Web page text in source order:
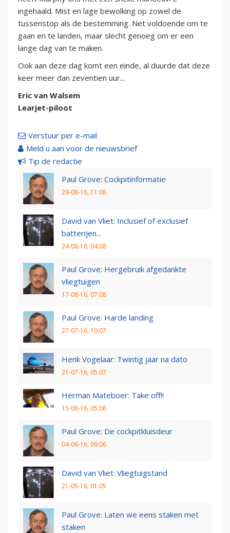
ingehaald. Mist en lage bewolking op zowel de
tussenstop als de bestemming. Net voldoende om te
gaan en te landen, maar slecht genoeg om er een
lange dag van te maken.
Ook aan deze dag komt een einde, al duurde dat deze
keer meer dan zeventien uur...
Eric van Walsem
Learjet-piloot
Verstuur per e-mail
Meld u aan voor de nieuwsbrief
Tip de redactie
Paul Grove: Cockpitinformatie
29-08-16, 11:08
David van Vliet: Inclusief of exclusief
batterijen...
24-08-16, 04:08
Paul Grove: Hergebruik afgedankte
vliegtuigen
17-08-16, 07:08
Paul Grove: Harde landing
27-07-16, 10:07
Henk Vogelaar: Twintig jaar na dato
21-07-16, 05:07
Herman Mateboer: Take off!!
15-06-16, 05:06
Paul Grove: De cockpitkluisdeur
04-06-16, 09:06
David van Vliet: Vliegtuigstand
21-05-16, 01:05
Paul Grove: Laten we eens staken met
staken